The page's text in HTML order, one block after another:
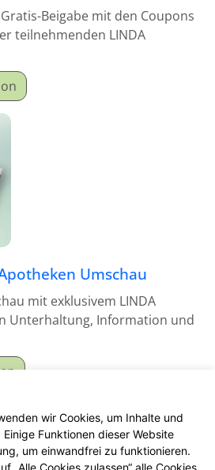
Beigabe mit den Coupons
teilnehmenden LINDA
Umschau
mit exklusivem LINDA
Unterhaltung, Information und
wir Cookies, um Inhalte und
Funktionen dieser Website
um einwandfrei zu funktionieren.
„Alle Cookies zulassen“ alle Cookies